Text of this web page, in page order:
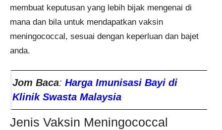
membuat keputusan yang lebih bijak mengenai di
mana dan bila untuk mendapatkan vaksin
meningococcal, sesuai dengan keperluan dan bajet
anda.
Jom Baca: Harga Imunisasi Bayi di
Klinik Swasta Malaysia
Jenis Vaksin Meningococcal